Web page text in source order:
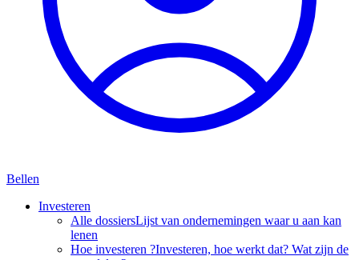
Bellen
Investeren
Alle dossiersLijst van ondernemingen waar u aan kan
lenen
Hoe investeren ?Investeren, hoe werkt dat? Wat zijn de